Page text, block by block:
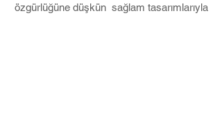
özgürlüğüne düşkün sağlam tasarımlarıyla